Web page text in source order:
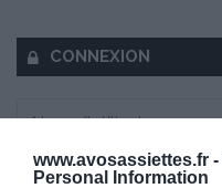
www.avosassiettes.fr -
Personal Information
CONNEXION